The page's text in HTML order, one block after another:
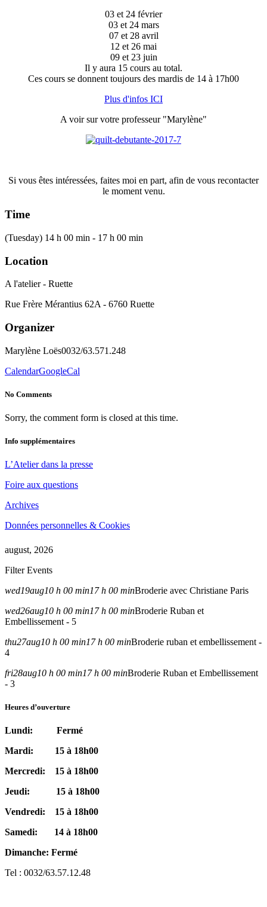
03 et 24 février
03 et 24 mars
07 et 28 avril
12 et 26 mai
09 et 23 juin
Il y aura 15 cours au total.
Ces cours se donnent toujours des mardis de 14 à 17h00
Plus d'infos ICI
A voir sur votre professeur "Marylène"
Si vous êtes intéressées, faites moi en part, afin de vous recontacter
le moment venu.
Time
(Tuesday) 14 h 00 min - 17 h 00 min
Location
A l'atelier - Ruette
Rue Frère Mérantius 62A - 6760 Ruette
Organizer
Marylène Loës0032/63.571.248
CalendarGoogleCal
No Comments
Sorry, the comment form is closed at this time.
Info supplémentaires
L’Atelier dans la presse
Foire aux questions
Archives
Données personnelles & Cookies
august, 2026
Filter Events
wed19aug10 h 00 min17 h 00 minBroderie avec Christiane Paris
wed26aug10 h 00 min17 h 00 minBroderie Ruban et
Embellissement - 5
thu27aug10 h 00 min17 h 00 minBroderie ruban et embellissement -
4
fri28aug10 h 00 min17 h 00 minBroderie Ruban et Embellissement
- 3
Heures d’ouverture
Lundi: Fermé
Mardi: 15 à 18h00
Mercredi: 15 à 18h00
Jeudi: 15 à 18h00
Vendredi: 15 à 18h00
Samedi: 14 à 18h00
Dimanche: Fermé
Tel : 0032/63.57.12.48